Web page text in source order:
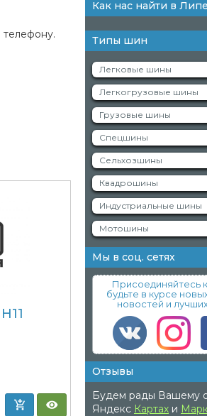
Как нас найти в
Типы шин
Легковые шины
Легкогрузовые шины
Грузовые шины
Спецшины
Сельхозшины
Квадрошины
Индустриальные шины
Мотошины
Мы в соц. сетях
Присоединяйтесь
будьте в курсе
новостей и
Отзывы
Будем рады Вашему
Яндекс Картах и